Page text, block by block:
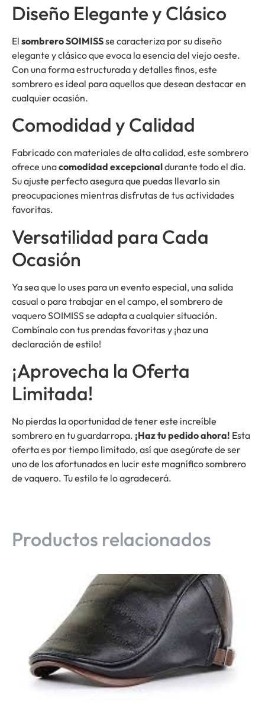
Diseño Elegante y Clásico
El sombrero SOIMISSse caracteriza por su diseño
elegante y clásico que evoca la esencia del viejo oeste.
Con una forma estructurada y detalles finos, este
sombrero es ideal para aquellos que desean destacar en
cualquier ocasión.
Comodidad y Calidad
Fabricado con materiales de alta calidad, este sombrero
ofrece unacomodidad excepcionaldurante todo el día.
Su ajuste perfecto asegura que puedas llevarlo sin
preocupaciones mientras disfrutas de tus actividades
favoritas.
Versatilidad para Cada
Ocasión
Ya sea que lo uses para un evento especial, una salida
casual o para trabajar en el campo, el sombrero de
vaquero SOIMISS se adapta a cualquier situación.
Combínalo con tus prendas favoritas y ¡haz una
declaración de estilo!
¡Aprovecha la Oferta
Limitada!
No pierdas la oportunidad de tener este increíble
sombrero en tu guardarropa. ¡Haz tu pedido ahora! Esta
oferta es por tiempo limitado, así que asegúrate de ser
uno de los afortunados en lucir este magnífico sombrero
de vaquero. Tu estilo te lo agradecerá.
Productos relacionados